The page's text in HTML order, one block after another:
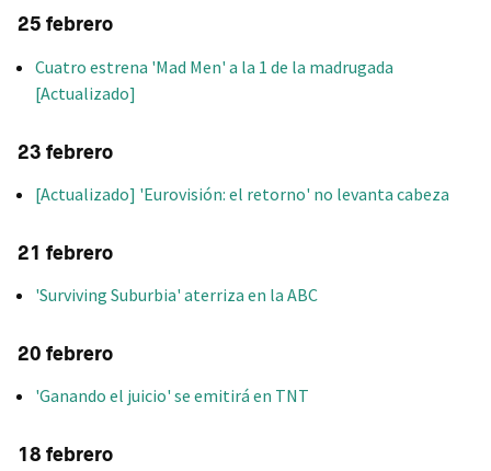
25 febrero
Cuatro estrena 'Mad Men' a la 1 de la madrugada
[Actualizado]
23 febrero
[Actualizado] 'Eurovisión: el retorno' no levanta cabeza
21 febrero
'Surviving Suburbia' aterriza en la ABC
20 febrero
'Ganando el juicio' se emitirá en TNT
18 febrero